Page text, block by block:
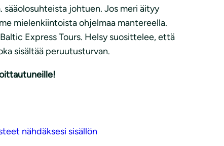
sääolosuhteista johtuen. Jos meri äityy
mielenkiintoista ohjelmaa mantereella.
Express Tours. Helsy suosittelee, että
sisältää peruutusturvan.
nähdäksesi sisällön